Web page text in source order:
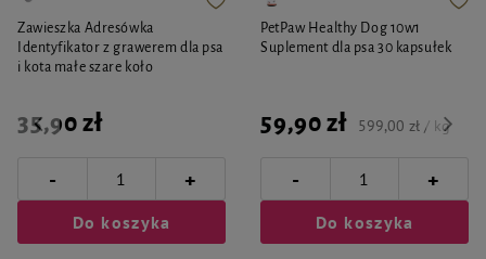
Zawieszka Adresówka
Identyfikator z grawerem dla psa
i kota małe szare koło
35,90 zł
- +
Do koszyka
PetPaw Healthy Dog 10w1
Suplement dla psa 30 kapsułek
59,90 zł 599,00 zł / kg
- +
Do koszyka